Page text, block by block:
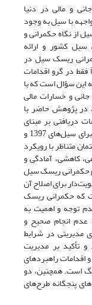
و مالی در دنیا
با سیل به وجود
از نگاه حکمرانی و
کشور و ارائه
ریسک سیل در
در گرو اقدامات
سؤال است که با
جانی و خسارات مالی
در پژوهش حاضر با
دریافتی بر مبنای
گزارش‌های هیأت ویژه سیلاب ریاست جمهوری برای سیل‌های 1397 و
متناظر با رویکرد
کاهشی، آمادگی و
حکمرانی ریسک سیل
برای اصلاح آن
که حکمرانی ریسک
توجه و اهمیت به
عدم انجام صحیح و
مدیریتی در شرایط
و تأکید بر مدیریت
اقدامات راهبردهای
است. همچنین، دو
راهبرد دفاعی و آمادگی نسبت به دیگر راهبردهای پنج‎گانه طرح‌های